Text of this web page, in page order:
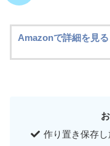
Amazonで詳細を見る
作り置き保存し